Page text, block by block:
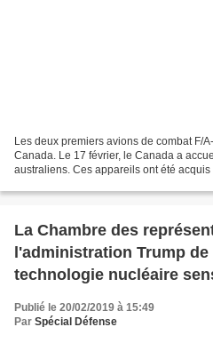
Les deux premiers avions de combat F/
Canada. Le 17 février, le Canada a
australiens. Ces appareils ont été acquis
La Chambre des
l'administration Trump
technologie nucléaire
Saoudite
Publié le 20/02/2019 à 15:49
Par Spécial Défense